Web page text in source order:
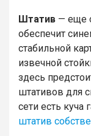
Штатив — еще
обеспечит
стабильной
извечной
здесь
штативов для
сети есть куча
штатив